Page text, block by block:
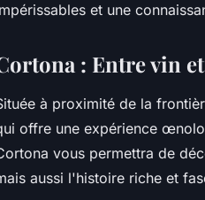
et une
: Entre vin
à proximité de la
offre une expérience
vous permettra de
aussi l'histoire riche et